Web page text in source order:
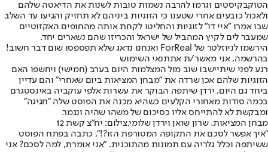
הטוקבקיסטים וגרמו להרבה נשמות טובות לשנות את הדיאטה שלהם
ולאכול כובעים אחרי שטענו כי הזוגיות ביניהם לא תחזיק והגיעו עד השלב
שבו אמרו "איי דו" לזוגיות והחליטו לקחת אותה מהחופים האקזוטיים
שמעבר לים לקיץ המהביל של ישראל והכריזו שהם נשארים יחד.
הירשמו לניוזלטר של ForReal ואנחנו נדאג שלא תפספסו שום דבר חשוב!
בהרשמה, אני מאשר/ת אתתנאי השימוש
רגע לפני שיתיישבו שוב מול המצלמות היום בערב (חמישי) ויחשפו האם
הזוגיות שלהם אכן שרדה את "מבחן המציאות ביום שאחרי" והם עדיין
ביחד גם היום, ירדן שיתפה הבוקר את עשרות אלפי עוקביה באינסטגרם
בכמה סודות מאחורי הקלעים כשהיא מכנה את הפוסט שלה "חגיגה"
ומבקשת לא להתייחס אליו כסיכום של משהו שהיה ונגמר.
מבחן המציאות. שרון שואן וירדן שלומי,צילום: יח"צ קשת 12
"איך אפשר לסכם את התקופה המטורפת הזו?!", כתבה בפתח הפוסט
ששיתפה וכלל גלריה עם תמונות מהתוכנית. "אני אומרת, למה לסכם? אני